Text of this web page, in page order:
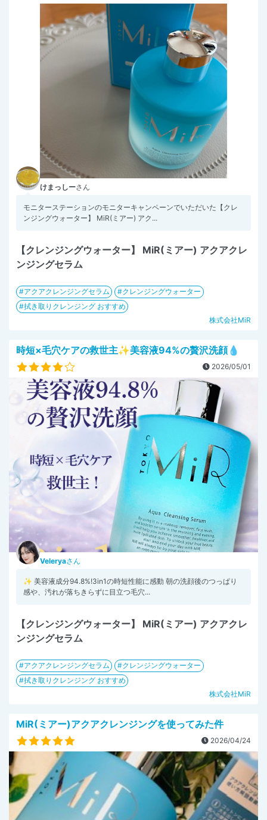
けまっしーさん
モニターステーションのモニターキャンペーンでいただいた【クレ
ンジングウォーター】 MiR(ミアー) アク...
【クレンジングウォーター】 MiR(ミアー) アクアクレ
ンジングセラム
アクアクレンジングセラム
クレンジングウォーター
拭き取りクレンジング おすすめ
株式会社MiR
時短×毛穴ケアの救世主✨美容液94%の贅沢洗顔💧
2026/05/01
Veleryaさん
✨ 美容液成分94.8%!3in1の時短性能に感動 朝の洗顔後のつっぱり
感や、汚れが落ちきらずに目立つ毛穴...
【クレンジングウォーター】 MiR(ミアー) アクアクレ
ンジングセラム
アクアクレンジングセラム
クレンジングウォーター
拭き取りクレンジング おすすめ
株式会社MiR
MiR(ミアー)アクアクレンジングを使ってみた件
2026/04/24